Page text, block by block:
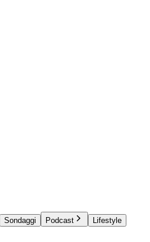
Sondaggi Podcast Lifestyle